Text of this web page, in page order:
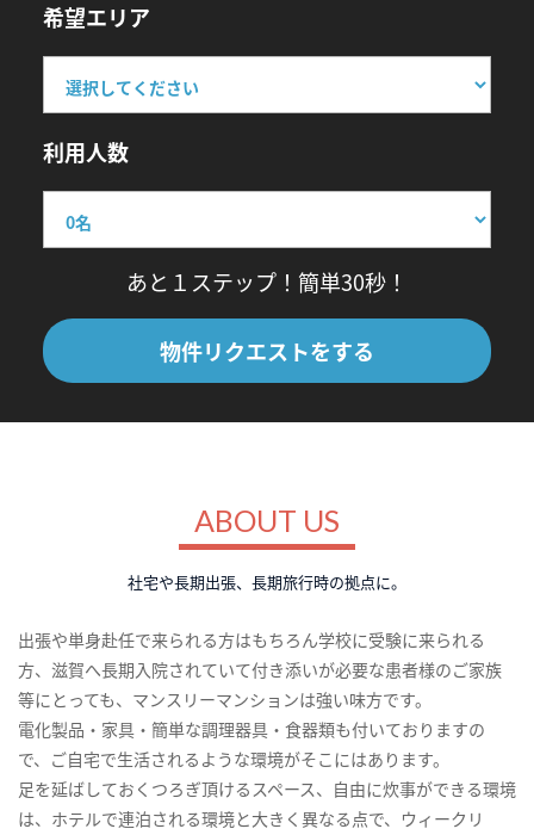
希望エリア
利用人数
あと１ステップ！簡単30秒！
物件リクエストをする
ABOUT US
社宅や長期出張、長期旅行時の拠点に。
出張や単身赴任で来られる方はもちろん学校に受験に来られる
方、滋賀へ長期入院されていて付き添いが必要な患者様のご家族
等にとっても、マンスリーマンションは強い味方です。
電化製品・家具・簡単な調理器具・食器類も付いておりますの
で、ご自宅で生活されるような環境がそこにはあります。
足を延ばしておくつろぎ頂けるスペース、自由に炊事ができる環境
は、ホテルで連泊される環境と大きく異なる点で、ウィークリ